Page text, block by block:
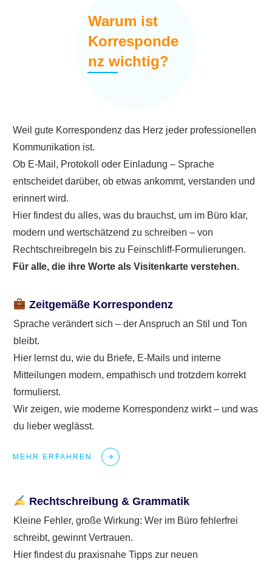
Warum ist
Korresponde
nz wichtig?
Weil gute Korrespondenz das Herz jeder professionellen
Kommunikation ist.
Ob E-Mail, Protokoll oder Einladung – Sprache
entscheidet darüber, ob etwas ankommt, verstanden und
erinnert wird.
Hier findest du alles, was du brauchst, um im Büro klar,
modern und wertschätzend zu schreiben – von
Rechtschreibregeln bis zu Feinschliff-Formulierungen.
Für alle, die ihre Worte als Visitenkarte verstehen.
Zeitgemäße Korrespondenz
Sprache verändert sich – der Anspruch an Stil und Ton
bleibt.
Hier lernst du, wie du Briefe, E-Mails und interne
Mitteilungen modern, empathisch und trotzdem korrekt
formulierst.
Wir zeigen, wie moderne Korrespondenz wirkt – und was
du lieber weglässt.
MEHR ERFAHREN
Rechtschreibung & Grammatik
Kleine Fehler, große Wirkung: Wer im Büro fehlerfrei
schreibt, gewinnt Vertrauen.
Hier findest du praxisnahe Tipps zur neuen